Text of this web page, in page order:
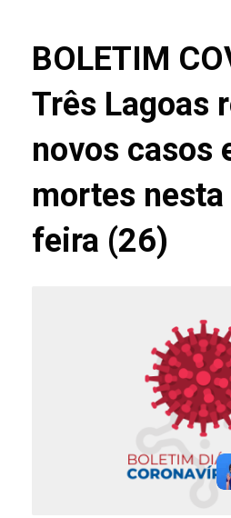
BOLETIM
Três Lagoas
novos casos
mortes
feira (26)